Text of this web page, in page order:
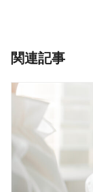
関連記事